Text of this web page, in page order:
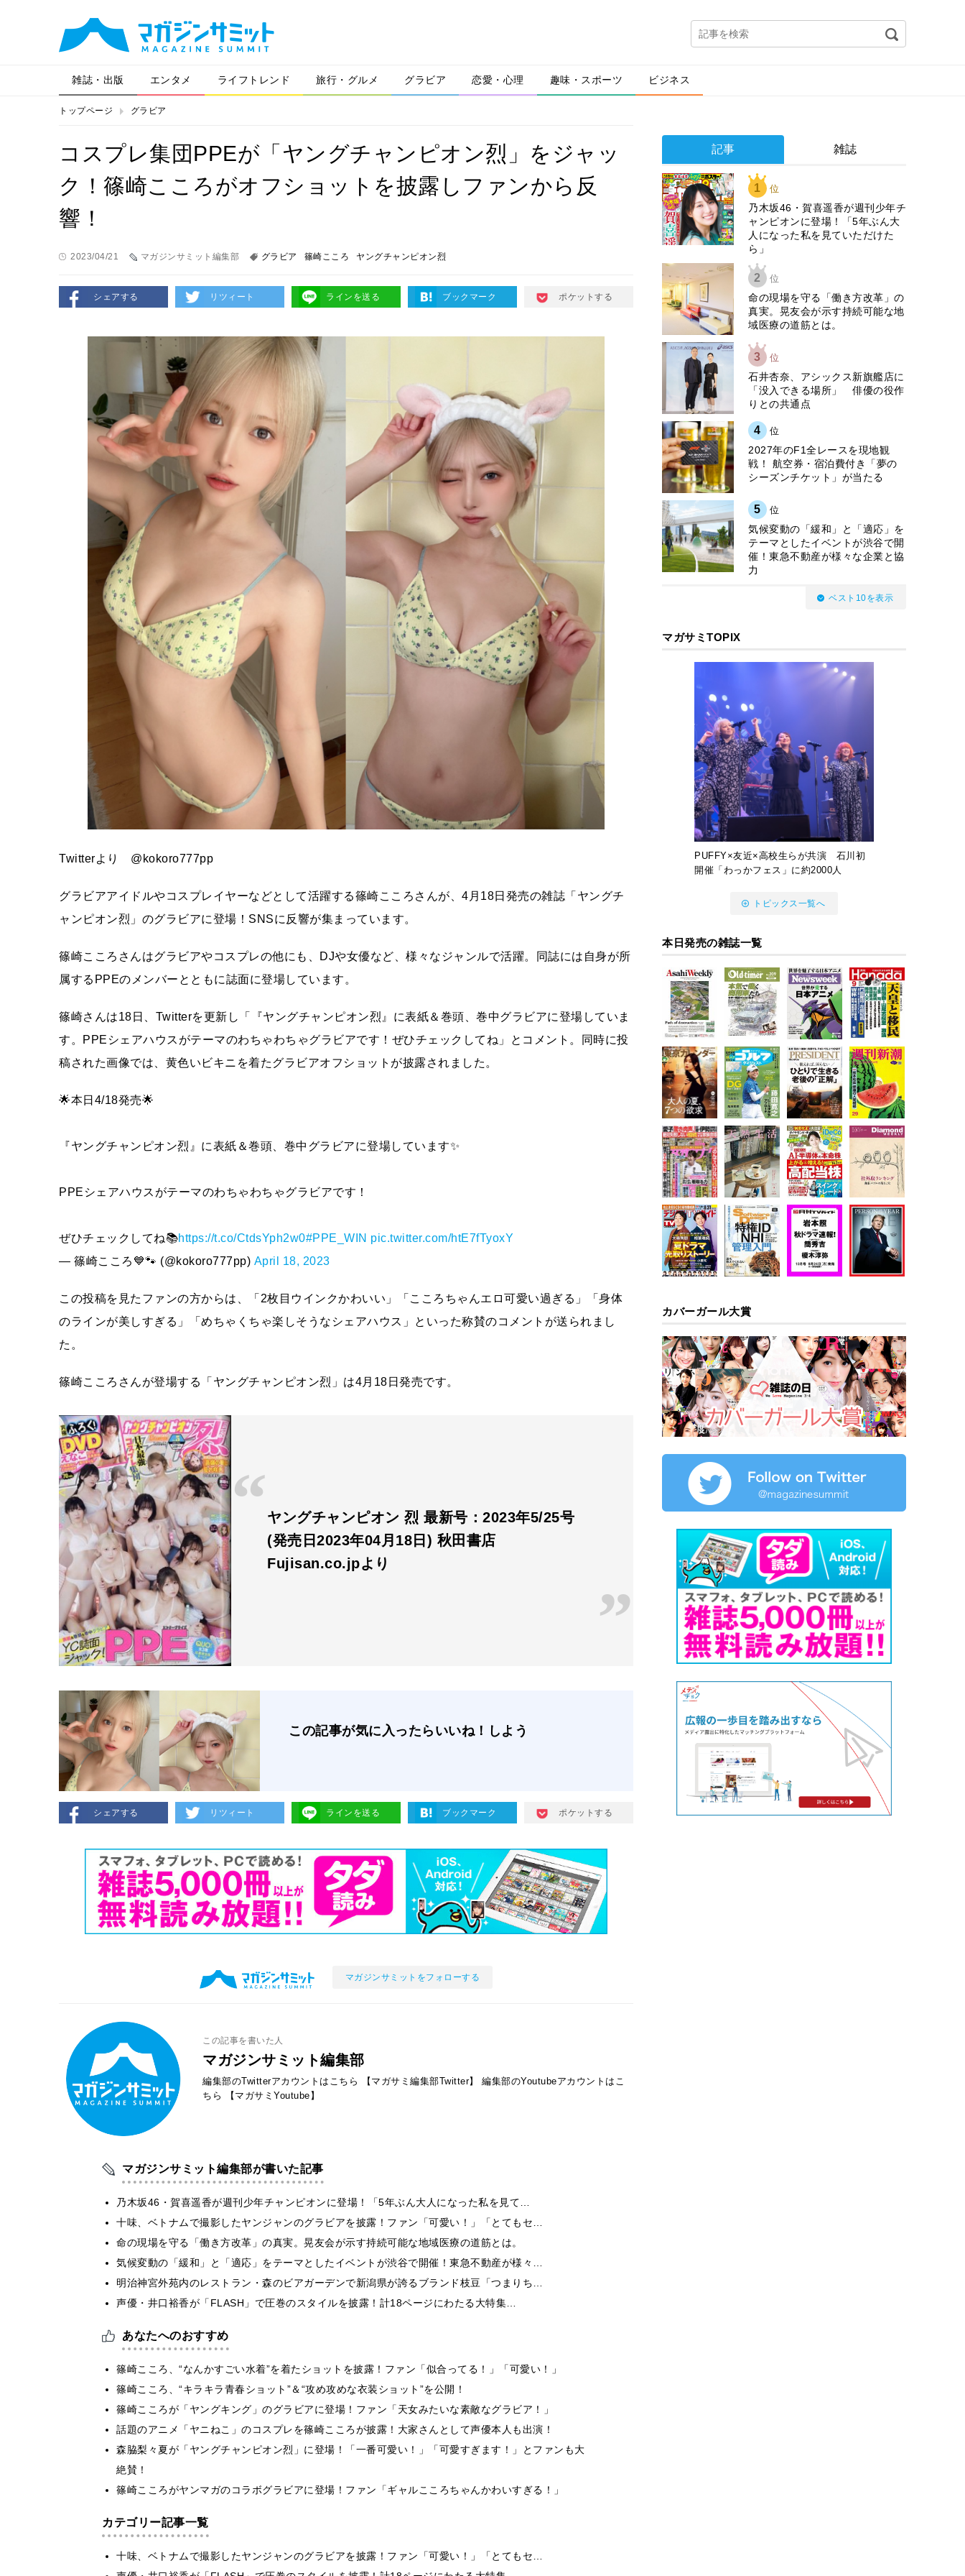
雑誌・出版 エンタメ ライフトレンド 旅行・グルメ グラビア 恋愛・心理 趣味・スポーツ ビジネス
トップページ グラビア
コスプレ集団PPEが「ヤングチャンピオン烈」をジャッ
ク！篠崎こころがオフショットを披露しファンから反
響！
2023/04/21 マガジンサミット編集部 グラビア 篠崎こころ ヤングチャンピオン烈
シェアする リツィート ラインを送る ブックマーク ポケットする
Twitterより @kokoro777pp
グラビアアイドルやコスプレイヤーなどとして活躍する篠崎こころさんが、4月18日発売の雑誌「ヤングチ
ャンピオン烈」のグラビアに登場！SNSに反響が集まっています。
篠崎こころさんはグラビアやコスプレの他にも、DJや女優など、様々なジャンルで活躍。同誌には自身が所
属するPPEのメンバーとともに誌面に登場しています。
篠崎さんは18日、Twitterを更新し「『ヤングチャンピオン烈』に表紙＆巻頭、巻中グラビアに登場していま
す。PPEシェアハウスがテーマのわちゃわちゃグラビアです！ぜひチェックしてね」とコメント。同時に投
稿された画像では、黄色いビキニを着たグラビアオフショットが披露されました。
🌟本日4/18発売🌟
『ヤングチャンピオン烈』に表紙＆巻頭、巻中グラビアに登場しています✨
PPEシェアハウスがテーマのわちゃわちゃグラビアです！
ぜひチェックしてね📚https://t.co/CtdsYph2w0#PPE_WIN pic.twitter.com/htE7fTyoxY
— 篠崎こころ💙🐾 (@kokoro777pp) April 18, 2023
この投稿を見たファンの方からは、「2枚目ウインクかわいい」「こころちゃんエロ可愛い過ぎる」「身体
のラインが美しすぎる」「めちゃくちゃ楽しそうなシェアハウス」といった称賛のコメントが送られまし
た。
篠崎こころさんが登場する「ヤングチャンピオン烈」は4月18日発売です。
ヤングチャンピオン 烈 最新号：2023年5/25号
(発売日2023年04月18日) 秋田書店
Fujisan.co.jpより
この記事が気に入ったらいいね！しよう
シェアする リツィート ラインを送る ブックマーク ポケットする
マガジンサミットをフォローする
この記事を書いた人
マガジンサミット編集部
編集部のTwitterアカウントはこちら 【マガサミ編集部Twitter】
編集部のYoutubeアカウントはこ
ちら
【マガサミYoutube】
マガジンサミット編集部が書いた記事
乃木坂46・賀喜遥香が週刊少年チャンピオンに登場！「5年ぶん大人になった私を見て…
十味、ベトナムで撮影したヤンジャンのグラビアを披露！ファン「可愛い！」「とてもセ…
​命の現場を守る「働き方改革」の真実。晃友会が示す持続可能な地域医療の道筋とは。
気候変動の「緩和」と「適応」をテーマとしたイベントが渋谷で開催！東急不動産が様々…
明治神宮外苑内のレストラン・森のビアガーデンで新潟県が誇るブランド枝豆「つまりち…
声優・井口裕香が「FLASH」で圧巻のスタイルを披露！計18ページにわたる大特集…
あなたへのおすすめ
篠崎こころ、“なんかすごい水着”を着たショットを披露！ファン「似合ってる！」「可愛い！」
篠崎こころ、“キラキラ青春ショット”＆“攻め攻めな衣装ショット”を公開！
篠崎こころが「ヤングキング」のグラビアに登場！ファン「天女みたいな素敵なグラビア！」
話題のアニメ「ヤニねこ」のコスプレを篠崎こころが披露！大家さんとして声優本人も出演！
森脇梨々夏が「ヤングチャンピオン烈」に登場！「一番可愛い！」「可愛すぎます！」とファンも大
絶賛！
篠崎こころがヤンマガのコラボグラビアに登場！ファン「ギャルこころちゃんかわいすぎる！」
カテゴリー記事一覧
十味、ベトナムで撮影したヤンジャンのグラビアを披露！ファン「可愛い！」「とてもセ…
記事 雑誌
1 位
乃木坂46・賀喜遥香が週刊少年チ
ャンピオンに登場！「5年ぶん大
人になった私を見ていただけた
ら」
2 位
​命の現場を守る「働き方改革」の
真実。晃友会が示す持続可能な地
域医療の道筋とは。
3 位
石井杏奈、アシックス新旗艦店に
「没入できる場所」 俳優の役作
りとの共通点
4 位
2027年のF1全レースを現地観
戦！ 航空券・宿泊費付き「夢の
シーズンチケット」が当たる
5 位
気候変動の「緩和」と「適応」を
テーマとしたイベントが渋谷で開
催！東急不動産が様々な企業と協
力
ベスト10を表示
マガサミTOPIX
PUFFY×友近×高校生らが共演 石川初
開催「わっかフェス」に約2000人
トピックス一覧へ
本日発売の雑誌一覧
カバーガール大賞